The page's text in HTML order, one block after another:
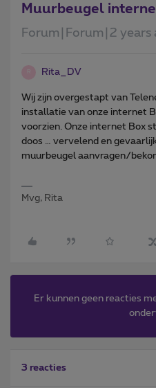
Muurbeugel
Forum|Forum|2 years
Rita_DV
Wij zijn overgestapt van
installatie van onze internet
voorzien. Onze internet Box
doos … vervelend en
muurbeugel aanvragen/
Mvg, Rita
Er kunnen geen reacties
3 reacties